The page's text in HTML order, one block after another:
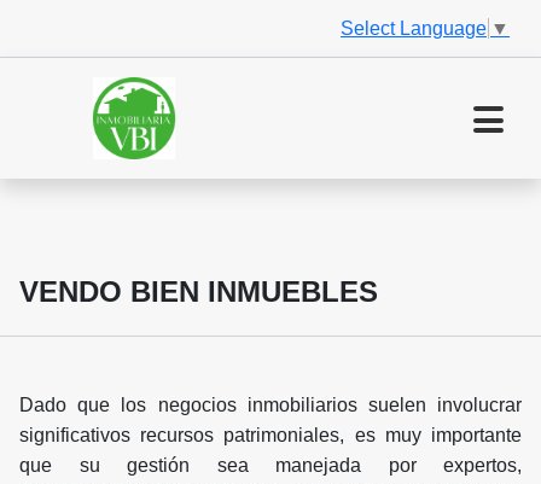
Select Language ▼
VENDO BIEN INMUEBLES
Dado que los negocios inmobiliarios suelen involucrar
significativos recursos patrimoniales, es muy importante
que su gestión sea manejada por expertos,